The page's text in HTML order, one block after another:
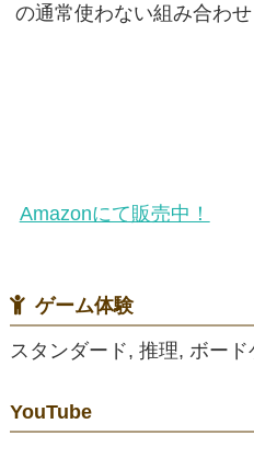
の通常使わない組み合わせ
Amazonにて販売中！
ゲーム体験
スタンダード, 推理, ボード
YouTube